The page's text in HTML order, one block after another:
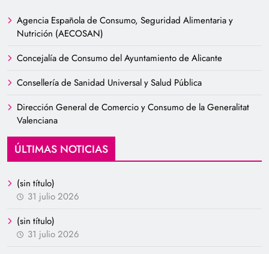
Agencia Española de Consumo, Seguridad Alimentaria y
Nutrición (AECOSAN)
Concejalía de Consumo del Ayuntamiento de Alicante
Consellería de Sanidad Universal y Salud Pública
Dirección General de Comercio y Consumo de la Generalitat
Valenciana
ÚLTIMAS NOTICIAS
(sin título)
31 julio 2026
(sin título)
31 julio 2026